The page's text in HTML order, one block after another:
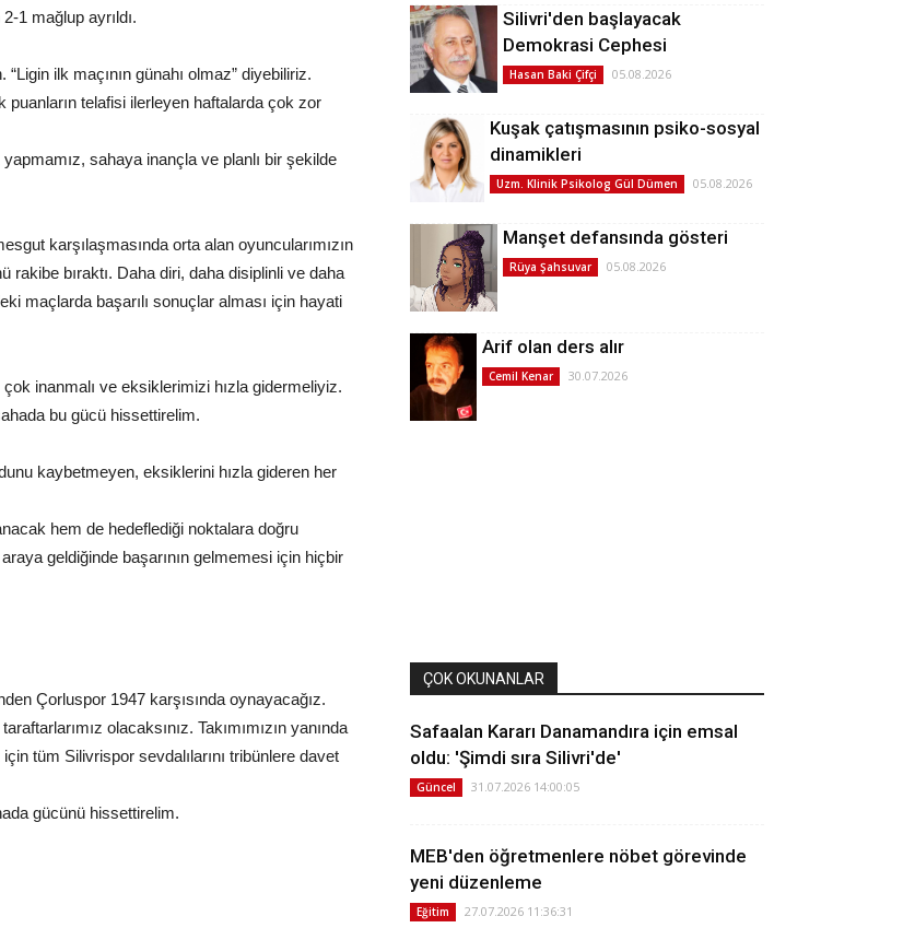
1 mağlup ayrıldı.
ilk maçının günahı olmaz” diyebiliriz.
telafisi ilerleyen haftalarda çok zor
sahaya inançla ve planlı bir şekilde
karşılaşmasında orta alan oyuncularımızın
bıraktı. Daha diri, daha disiplinli ve daha
maçlarda başarılı sonuçlar alması için hayati
inanmalı ve eksiklerimizi hızla gidermeliyiz.
bu gücü hissettirelim.
kaybetmeyen, eksiklerini hızla gideren her
hem de hedeflediği noktalara doğru
geldiğinde başarının gelmemesi için hiçbir
Çorluspor 1947 karşısında oynayacağız.
olacaksınız. Takımımızın yanında
tüm Silivrispor sevdalılarını tribünlere davet
gücünü hissettirelim.
Silivri'den başlayacak
Demokrasi Cephesi
Hasan Baki Çifçi 05.08.2026
Kuşak çatışmasının psiko-sosyal
dinamikleri
Uzm. Klinik Psikolog Gül Dümen 05.08.2026
Manşet defansında gösteri
Rüya Şahsuvar 05.08.2026
Arif olan ders alır
Cemil Kenar 30.07.2026
ÇOK OKUNANLAR
Safaalan Kararı Danamandıra için emsal
oldu: 'Şimdi sıra Silivri'de'
Güncel 31.07.2026 14:00:05
MEB'den öğretmenlere nöbet görevinde
yeni düzenleme
Eğitim 27.07.2026 11:36:31